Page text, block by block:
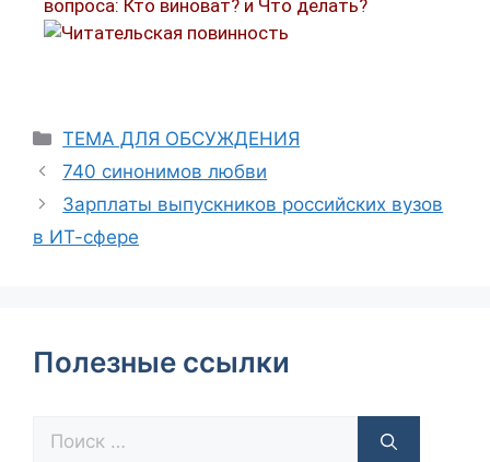
вопроса: Кто виноват? и Что делать?
ТЕМА ДЛЯ ОБСУЖДЕНИЯ
740 синонимов любви
Зарплаты выпускников российских вузов
в ИТ-сфере
Полезные ссылки